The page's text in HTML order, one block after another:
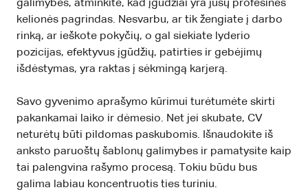
galimybes, atminkite, kad įgūdžiai yra jūsų profesinės
kelionės pagrindas. Nesvarbu, ar tik žengiate į darbo
rinką, ar ieškote pokyčių, o gal siekiate lyderio
pozicijas, efektyvus įgūdžių, patirties ir gebėjimų
išdėstymas, yra raktas į sėkmingą karjerą.
Savo gyvenimo aprašymo kūrimui turėtumėte skirti
pakankamai laiko ir dėmesio. Net jei skubate, CV
neturėtų būti pildomas paskubomis. Išnaudokite iš
anksto paruoštų šablonų galimybes ir pamatysite kaip
tai palengvina rašymo procesą. Tokiu būdu bus
galima labiau koncentruotis ties turiniu.